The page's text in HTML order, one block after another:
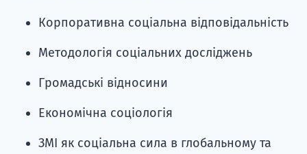
Корпоративна соціальна відповідальність
Методологія соціальних досліджень
Громадські відносини
Економічна соціологія
ЗМІ як соціальна сила в глобальному та